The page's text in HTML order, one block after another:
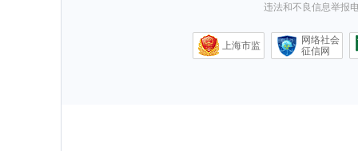
违法和不良信息举报
上海市监
网络社会
征信网